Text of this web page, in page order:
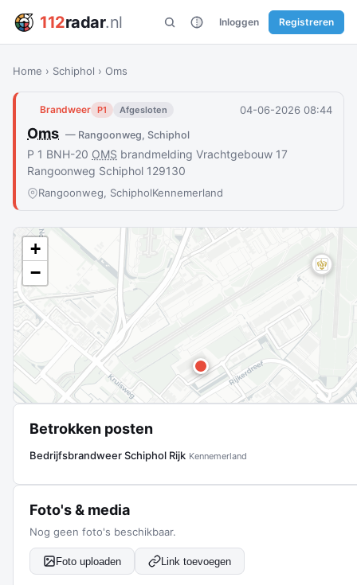
112radar.nl Inloggen Registreren
Home › Schiphol › Oms
Brandweer P1 Afgesloten 04-06-2026 08:44
Oms — Rangoonweg, Schiphol
P 1 BNH-20 OMS brandmelding Vrachtgebouw 17
Rangoonweg Schiphol 129130
Rangoonweg, SchipholKennemerland
+
−
Betrokken posten
Bedrijfsbrandweer Schiphol Rijk Kennemerland
Foto's & media
Nog geen foto's beschikbaar.
Foto uploaden Link toevoegen